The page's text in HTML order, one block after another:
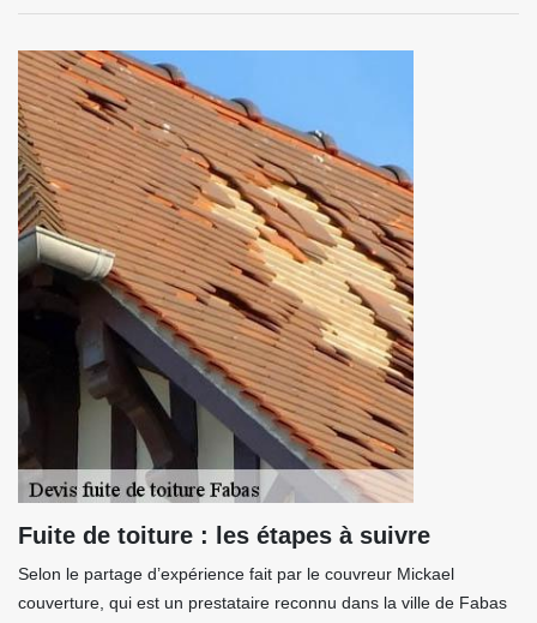
Fuite de toiture : les étapes à suivre
Selon le partage d’expérience fait par le couvreur Mickael
couverture, qui est un prestataire reconnu dans la ville de Fabas